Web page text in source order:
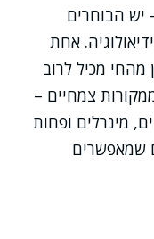
הבוחרים
אחת
מכיל לרוב
צמחיים –
מינרלים ופחות
שמאפשרים